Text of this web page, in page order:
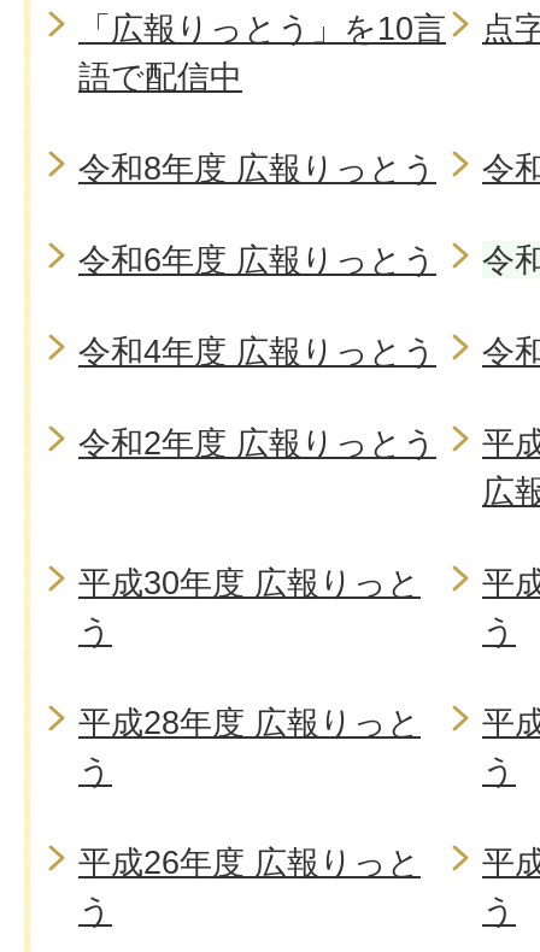
「広報りっとう」を10言
語で配信中
点
令和8年度 広報りっとう 令
令和6年度 広報りっとう 令
令和4年度 広報りっとう 令
令和2年度 広報りっとう
平
広
平成30年度 広報りっと
う
平
う
平成28年度 広報りっと
う
平
う
平成26年度 広報りっと
う
平
う